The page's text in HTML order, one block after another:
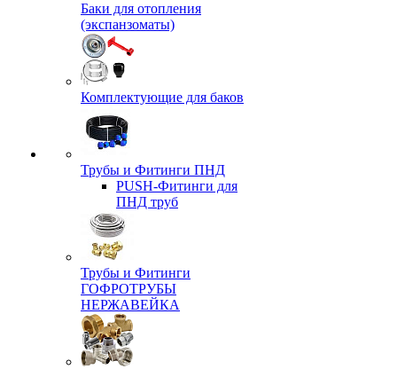
Баки для отопления
(экспанзоматы)
Комплектующие для баков
Трубы и Фитинги ПНД
PUSH-Фитинги для
ПНД труб
Трубы и Фитинги
ГОФРОТРУБЫ
НЕРЖАВЕЙКА